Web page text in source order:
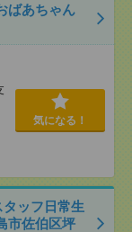
ばあちゃん
気になる！
ッフ日常生
市佐伯区坪